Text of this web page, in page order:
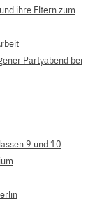
ihre Eltern zum
Partyabend bei
9 und 10